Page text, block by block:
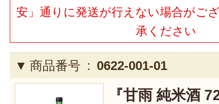
安」通りに発送が行えない場合がご
承ください
商品番号 : 0622-001-01
『甘雨 純米酒